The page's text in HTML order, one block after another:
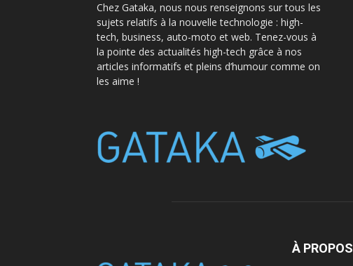
Chez Gataka, nous nous renseignons sur tous les
sujets relatifs à la nouvelle technologie : high-
tech, business, auto-moto et web. Tenez-vous à
la pointe des actualités high-tech grâce à nos
articles informatifs et pleins d’humour comme on
les aime !
À PROPOS